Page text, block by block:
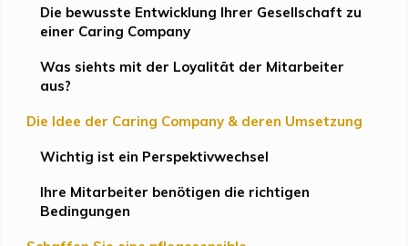
Die bewusste Entwicklung Ihrer Gesellschaft zu
einer Caring Company
Was siehts mit der Loyalität der Mitarbeiter
aus?
Die Idee der Caring Company & deren Umsetzung
Wichtig ist ein Perspektivwechsel
Ihre Mitarbeiter benötigen die richtigen
Bedingungen